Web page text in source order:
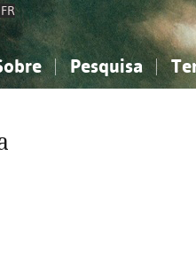
FR
Pesquisa
sociais...
sociais...